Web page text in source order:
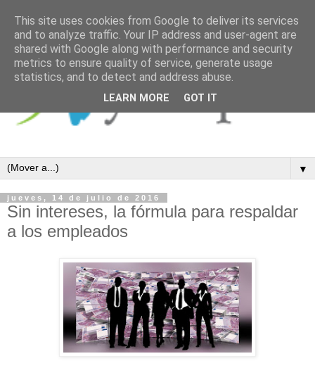
▼
jueves, 14 de julio de 2016
Sin intereses, la fórmula para respaldar
a los empleados
This site uses cookies from Google to deliver its services
and to analyze traffic. Your IP address and user-agent are
shared with Google along with performance and security
metrics to ensure quality of service, generate usage
statistics, and to detect and address abuse.
LEARN MORE GOT IT